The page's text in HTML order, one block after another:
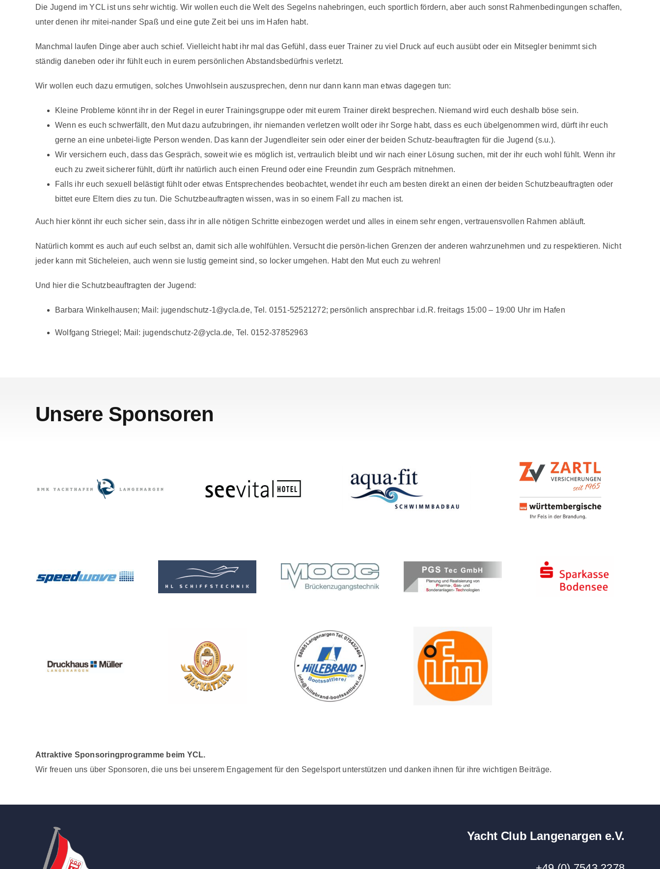
Die Jugend im YCL ist uns sehr wichtig. Wir wollen euch die Welt des Segelns nahebringen, euch sportlich fördern, aber auch sonst Rahmenbedingungen schaffen,
unter denen ihr mitei-nander Spaß und eine gute Zeit bei uns im Hafen habt.
Manchmal laufen Dinge aber auch schief. Vielleicht habt ihr mal das Gefühl, dass euer Trainer zu viel Druck auf euch ausübt oder ein Mitsegler benimmt sich
ständig daneben oder ihr fühlt euch in eurem persönlichen Abstandsbedürfnis verletzt.
Wir wollen euch dazu ermutigen, solches Unwohlsein auszusprechen, denn nur dann kann man etwas dagegen tun:
Kleine Probleme könnt ihr in der Regel in eurer Trainingsgruppe oder mit eurem Trainer direkt besprechen. Niemand wird euch deshalb böse sein.
Wenn es euch schwerfällt, den Mut dazu aufzubringen, ihr niemanden verletzen wollt oder ihr Sorge habt, dass es euch übelgenommen wird, dürft ihr euch
gerne an eine unbetei-ligte Person wenden. Das kann der Jugendleiter sein oder einer der beiden Schutz-beauftragten für die Jugend (s.u.).
Wir versichern euch, dass das Gespräch, soweit wie es möglich ist, vertraulich bleibt und wir nach einer Lösung suchen, mit der ihr euch wohl fühlt. Wenn ihr
euch zu zweit sicherer fühlt, dürft ihr natürlich auch einen Freund oder eine Freundin zum Gespräch mitnehmen.
Falls ihr euch sexuell belästigt fühlt oder etwas Entsprechendes beobachtet, wendet ihr euch am besten direkt an einen der beiden Schutzbeauftragten oder
bittet eure Eltern dies zu tun. Die Schutzbeauftragten wissen, was in so einem Fall zu machen ist.
Auch hier könnt ihr euch sicher sein, dass ihr in alle nötigen Schritte einbezogen werdet und alles in einem sehr engen, vertrauensvollen Rahmen abläuft.
Natürlich kommt es auch auf euch selbst an, damit sich alle wohlfühlen. Versucht die persön-lichen Grenzen der anderen wahrzunehmen und zu respektieren. Nicht
jeder kann mit Sticheleien, auch wenn sie lustig gemeint sind, so locker umgehen. Habt den Mut euch zu wehren!
Und hier die Schutzbeauftragten der Jugend:
Barbara Winkelhausen; Mail: jugendschutz-1@ycla.de, Tel. 0151-52521272; persönlich ansprechbar i.d.R. freitags 15:00 – 19:00 Uhr im Hafen
Wolfgang Striegel; Mail: jugendschutz-2@ycla.de, Tel. 0152-37852963
Unsere Sponsoren
Attraktive Sponsoringprogramme beim YCL.
Wir freuen uns über Sponsoren, die uns bei unserem Engagement für den Segelsport unterstützen und danken ihnen für ihre wichtigen Beiträge.
Yacht Club Langenargen e.V.